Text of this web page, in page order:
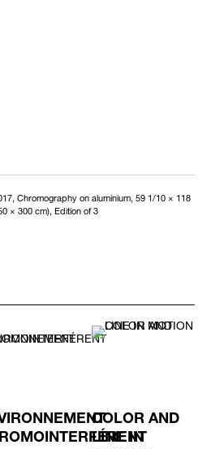
Chromography on aluminium, 59 1/10 × 118
× 300 cm), Edition of 3
COLOR AND
LINE IN